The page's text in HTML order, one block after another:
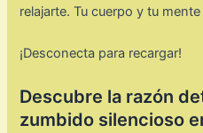
relajarte. Tu cuerpo y tu
¡Desconecta para recargar!
Descubre la razón
zumbido silencioso